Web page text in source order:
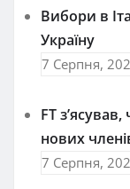
Вибори в
Україну
7 Серпня,
FT
нових
7 Серпня,